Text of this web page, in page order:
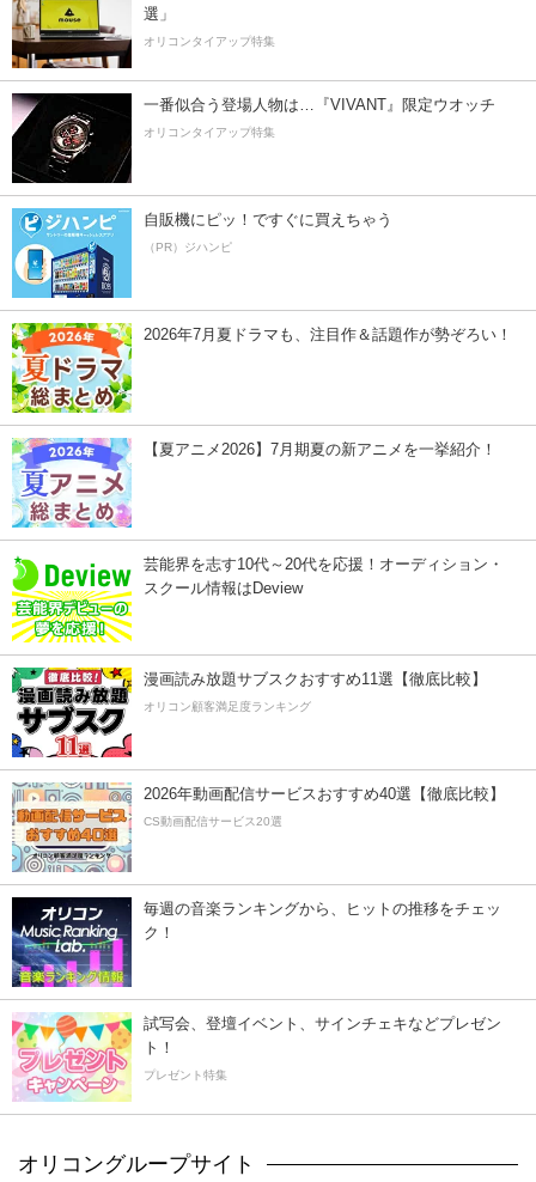
選」
オリコンタイアップ特集
一番似合う登場人物は…『VIVANT』限定ウオッチ
オリコンタイアップ特集
自販機にピッ！ですぐに買えちゃう
（PR）ジハンピ
2026年7月夏ドラマも、注目作＆話題作が勢ぞろい！
【夏アニメ2026】7月期夏の新アニメを一挙紹介！
芸能界を志す10代～20代を応援！オーディション・
スクール情報はDeview
漫画読み放題サブスクおすすめ11選【徹底比較】
オリコン顧客満足度ランキング
2026年動画配信サービスおすすめ40選【徹底比較】
CS動画配信サービス20選
毎週の音楽ランキングから、ヒットの推移をチェッ
ク！
試写会、登壇イベント、サインチェキなどプレゼン
ト！
プレゼント特集
オリコングループサイト